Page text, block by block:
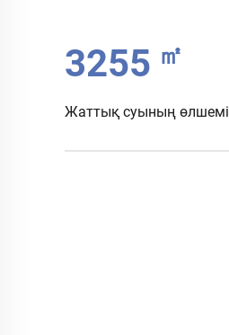
3500 ㎡
Жаттық суының өлшемі